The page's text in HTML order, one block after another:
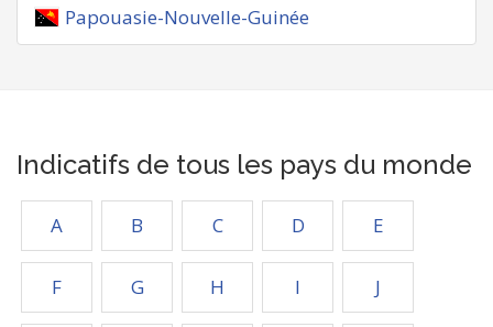
Papouasie-Nouvelle-Guinée
Indicatifs de tous les pays du monde
A B C D E
F G H I J